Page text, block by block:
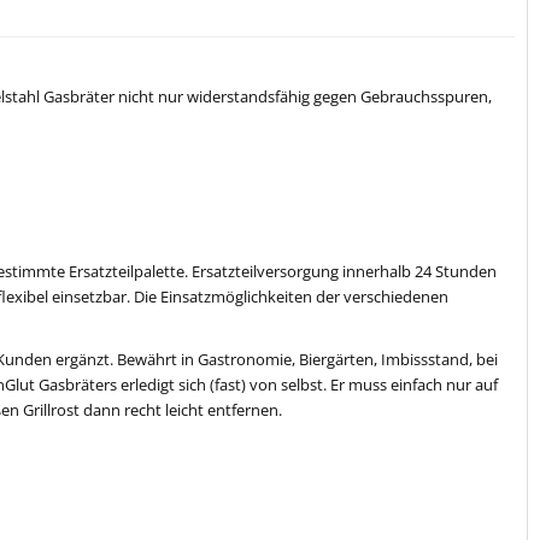
Gasbräter nicht nur widerstandsfähig gegen Gebrauchsspuren,
Ersatzteilpalette. Ersatzteilversorgung innerhalb 24 Stunden
einsetzbar. Die Einsatzmöglichkeiten der verschiedenen
ergänzt. Bewährt in Gastronomie, Biergärten, Imbissstand, bei
Gasbräters erledigt sich (fast) von selbst. Er muss einfach nur auf
Grillrost dann recht leicht entfernen.